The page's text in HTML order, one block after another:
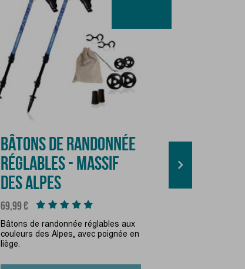
BÂTONS DE RANDONNÉE
RÉGLABLES - MASSIF
DES ALPES
Prix
69,99 €
Bâtons de randonnée réglables aux
couleurs des Alpes, avec poignée en
liège.
